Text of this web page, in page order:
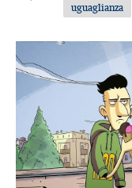
uguaglianza